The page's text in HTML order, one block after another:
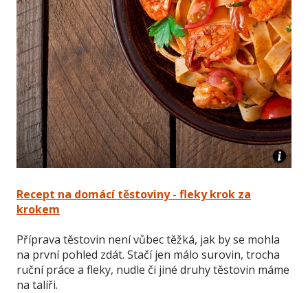
Recept na domácí těstoviny - fleky krok za
krokem
Příprava těstovin není vůbec těžká, jak by se mohla
na první pohled zdát. Stačí jen málo surovin, trocha
ruční práce a fleky, nudle či jiné druhy těstovin máme
na talíři.